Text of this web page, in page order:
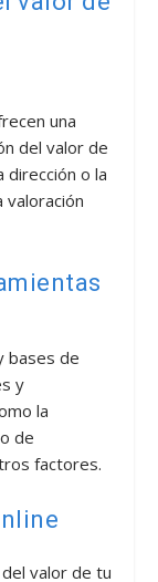
una
del valor de
dirección o la
bases de
y
la
de
factores.
valor de tu